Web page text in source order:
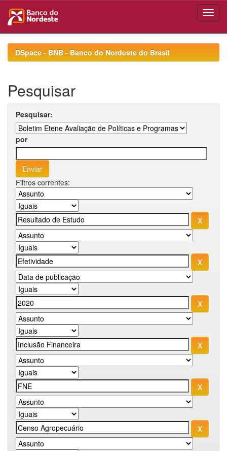
navigationDSpace - BNB - Banco do Nordeste do Brasil
Pesquisar
Pesquisar:
por
Filtros correntes: